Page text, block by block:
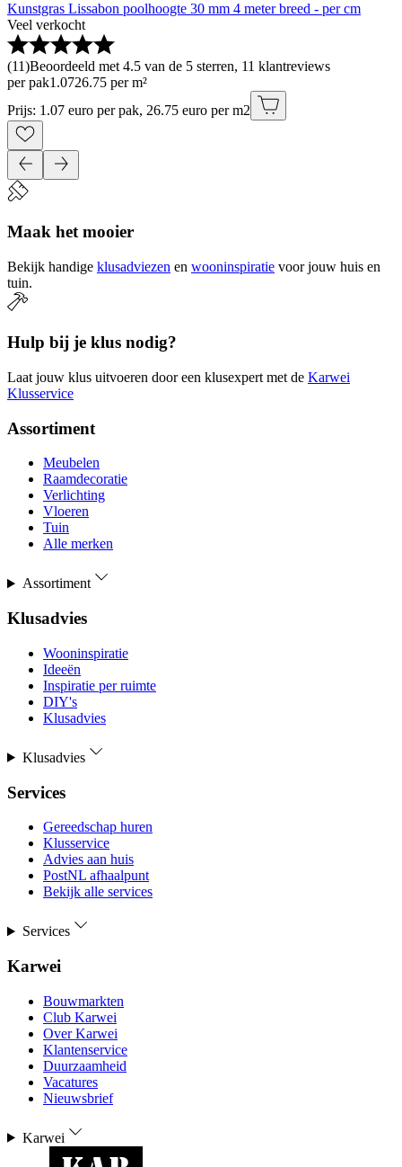
Kunstgras Lissabon poolhoogte 30 mm 4 meter breed - per cm
Veel verkocht
(11)Beoordeeld met 4.5 van de 5 sterren, 11 klantreviews
per pak1 .0726.75 per m²
Prijs: 1.07 euro per pak, 26.75 euro per m2
Maak het mooier
Bekijk handige klusadviezen en wooninspiratie voor jouw huis en
tuin.
Hulp bij je klus nodig?
Laat jouw klus uitvoeren door een klusexpert met de Karwei
Klusservice
Assortiment
Meubelen
Raamdecoratie
Verlichting
Vloeren
Tuin
Alle merken
Assortiment
Klusadvies
Wooninspiratie
Ideeën
Inspiratie per ruimte
DIY's
Klusadvies
Klusadvies
Services
Gereedschap huren
Klusservice
Advies aan huis
PostNL afhaalpunt
Bekijk alle services
Services
Karwei
Bouwmarkten
Club Karwei
Over Karwei
Klantenservice
Duurzaamheid
Vacatures
Nieuwsbrief
Karwei